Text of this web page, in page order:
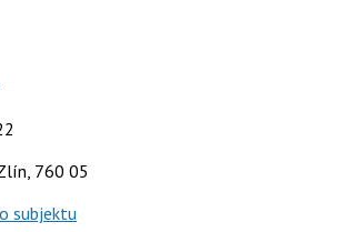
760 05
subjektu